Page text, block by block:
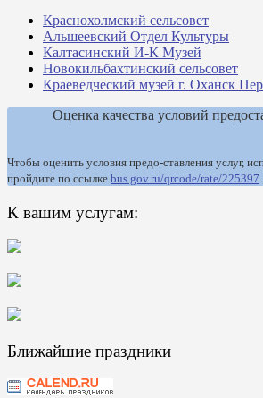
Краснохолмский сельсовет
Альшеевский Отдел Культуры
Калтасинский И-К Музей
Новокильбахтинский сельсовет
Краеведческий музей г. Оханск
Оценка качества условий
Чтобы оценить условия предо-ставления услуг,
пройдите по ссылке bus.gov.ru/qrcode/rate/225397
К вашим услугам:
Ближайшие праздники